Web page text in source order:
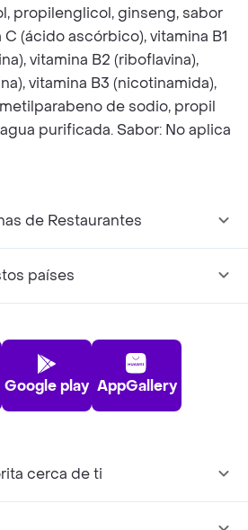
propilenglicol, ginseng, sabor
(ácido ascórbico), vitamina B1
vitamina B2 (riboflavina),
vitamina B3 (nicotinamida),
de sodio, propil
purificada. Sabor: No aplica
de Restaurantes
países
Google play AppGallery
cerca de ti